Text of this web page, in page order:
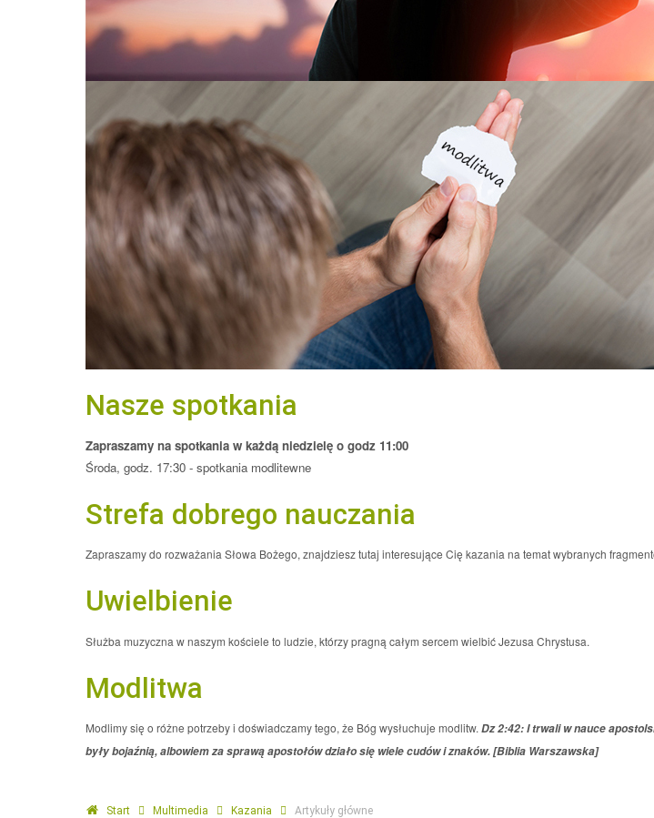
Nasze spotkania
Zapraszamy na spotkania w każdą niedzielę o godz 11:00
Środa, godz. 17:30 - spotkania modlitewne
Strefa dobrego nauczania
Zapraszamy do rozważania Słowa Bożego, znajdziesz tutaj interesujące Cię kazania na temat wybranych
Uwielbienie
Służba muzyczna w naszym kościele to ludzie, którzy pragną całym sercem wielbić Jezusa Chrystusa.
Modlitwa
Modlimy się o różne potrzeby i doświadczamy tego, że Bóg wysłuchuje modlitw. Dz 2:42: I trwali w nauce
były bojaźnią, albowiem za sprawą apostołów działo się wiele cudów i znaków. [Biblia Warszawska]
Start Multimedia Kazania Artykuły główne